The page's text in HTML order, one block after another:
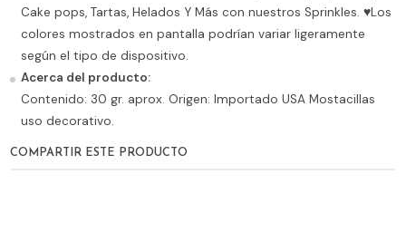
Cake pops, Tartas, Helados Y Más con nuestros Sprinkles. ♥Los
colores mostrados en pantalla podrían variar ligeramente
según el tipo de dispositivo.
Acerca del producto:
Contenido: 30 gr. aprox. Origen: Importado USA Mostacillas
uso decorativo.
COMPARTIR ESTE PRODUCTO